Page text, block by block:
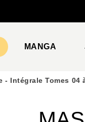
MANGA
- Intégrale Tomes 04